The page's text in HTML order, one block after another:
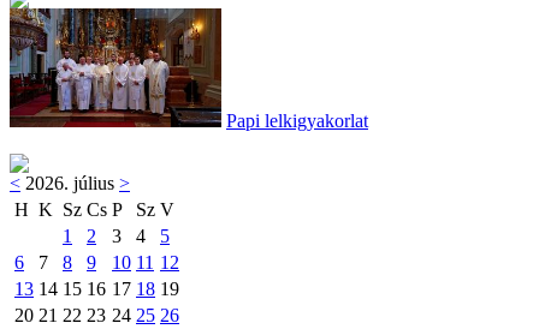
Papi lelkigyakorlat
< 2026. július >
H K Sz Cs P Sz V
1
2 3 4
5
6
7 8 9 10 11 12
13 14 15 16 17 18 19
20 21 22 23 24 25 26